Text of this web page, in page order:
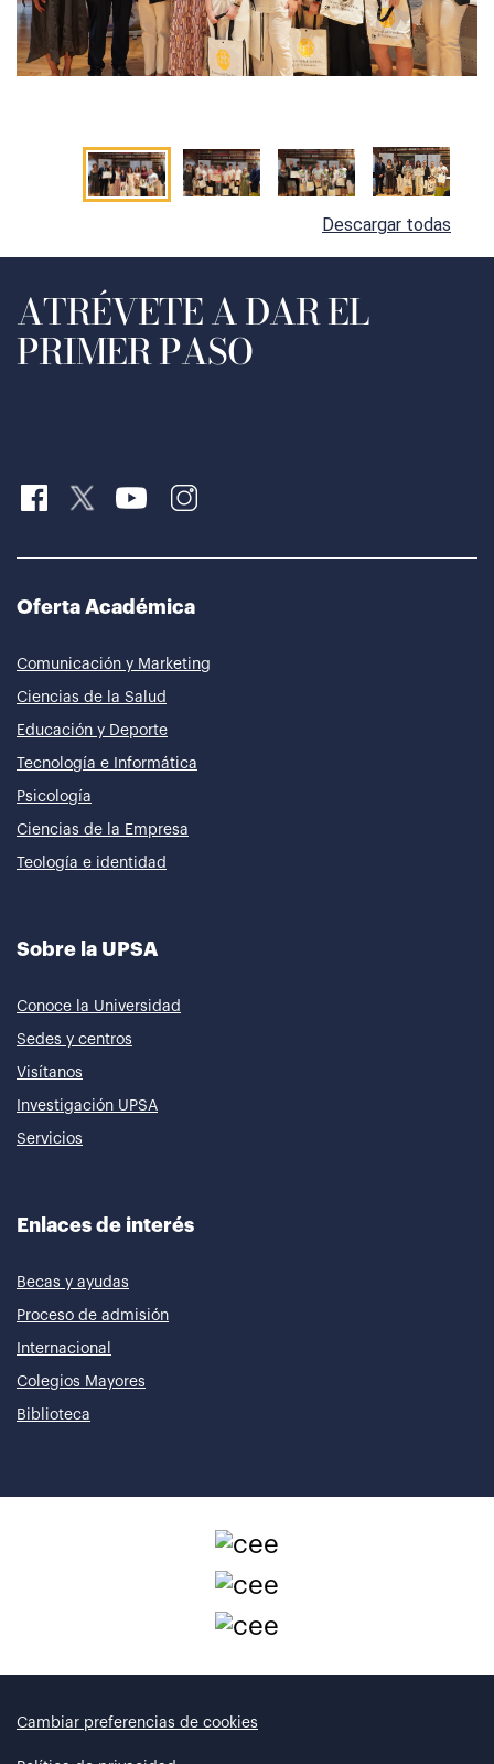
Descargar todas
ATRÉVETE A DAR EL
PRIMER PASO
Oferta Académica
Comunicación y Marketing
Ciencias de la Salud
Educación y Deporte
Tecnología e Informática
Psicología
Ciencias de la Empresa
Teología e identidad
Sobre la UPSA
Conoce la Universidad
Sedes y centros
Visítanos
Investigación UPSA
Servicios
Enlaces de interés
Becas y ayudas
Proceso de admisión
Internacional
Colegios Mayores
Biblioteca
Cambiar preferencias de cookies